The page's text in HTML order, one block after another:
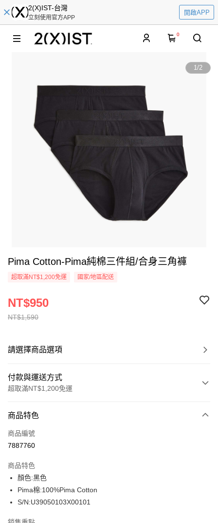
2(X)IST-台灣
立刻使用官方APP
開啟APP
0
1/2
Pima Cotton-Pima純棉三件組/合身三角褲
超取滿NT$1,200免運 國家/地區配送
NT$1,590
NT$950
請選擇商品選項
付款與運送方式
超取滿NT$1,200免運
信用卡一次付款
信用卡分期付款
合作金庫商業銀行
華南商業銀行
上海商業儲蓄銀行
國泰世華商業銀行
匯豐（台灣）商業銀行
超商取貨付款
LINE Pay
商品特色
商品編號
7887760
商品特色
顏色:黑色
Pima棉:100%Pima Cotton
S/N:U39050103X00101